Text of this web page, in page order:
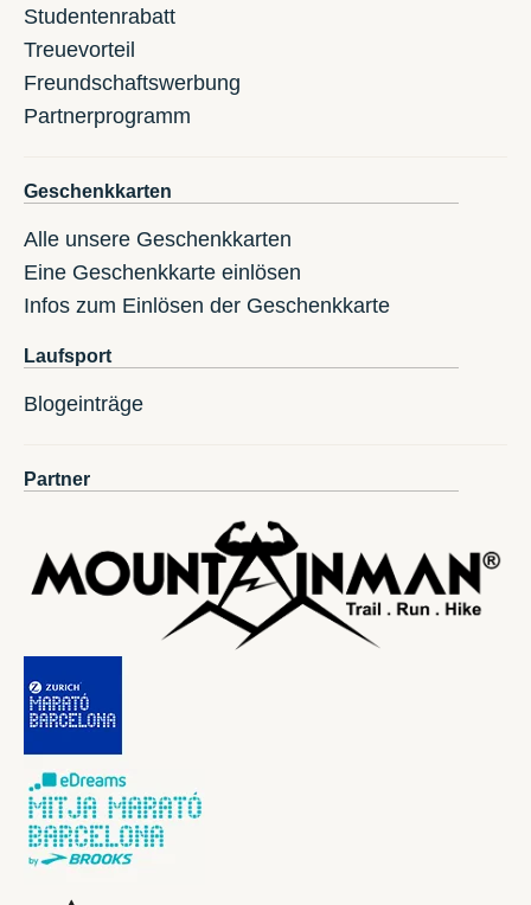
Studentenrabatt
Treuevorteil
Freundschaftswerbung
Partnerprogramm
Geschenkkarten
Alle unsere Geschenkkarten
Eine Geschenkkarte einlösen
Infos zum Einlösen der Geschenkkarte
Laufsport
Blogeinträge
Partner